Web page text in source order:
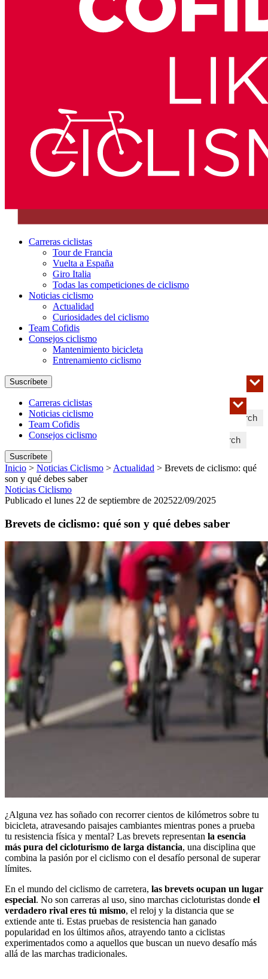
Carreras ciclistas
Tour de Francia
Vuelta a España
Giro Italia
Todas las competiciones de ciclismo
Noticias ciclismo
Actualidad
Curiosidades del ciclismo
Team Cofidis
Consejos ciclismo
Mantenimiento bicicleta
Entrenamiento ciclismo
Search
Suscríbete
Search
Carreras ciclistas
Noticias ciclismo
Team Cofidis
Consejos ciclismo
Suscríbete
Inicio > Noticias Ciclismo > Actualidad > Brevets de ciclismo: qué
son y qué debes saber
Noticias Ciclismo
Publicado el lunes 22 de septiembre de 202522/09/2025
Brevets de ciclismo: qué son y qué debes saber
¿Alguna vez has soñado con recorrer cientos de kilómetros sobre tu
bicicleta, atravesando paisajes cambiantes mientras pones a prueba
tu resistencia física y mental? Las brevets representan la esencia
más pura del cicloturismo de larga distancia, una disciplina que
combina la pasión por el ciclismo con el desafío personal de superar
límites.
En el mundo del ciclismo de carretera, las brevets ocupan un lugar
especial. No son carreras al uso, sino marchas cicloturistas donde el
verdadero rival eres tú mismo, el reloj y la distancia que se
extiende ante ti. Estas pruebas de resistencia han ganado
popularidad en los últimos años, atrayendo tanto a ciclistas
experimentados como a aquellos que buscan un nuevo desafío más
allá de las marchas tradicionales.